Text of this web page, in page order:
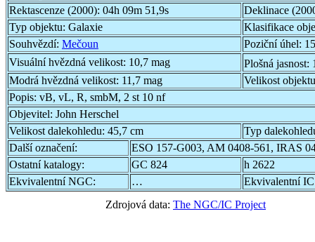
Rektascenze (2000): 04h 09m 51,9s
Deklinace
Typ objektu: Galaxie
Klasifikace
Souhvězdí: Mečoun Poziční úhel:
Visuální hvězdná velikost: 10,7 mag Plošná jasnost:
Modrá hvězdná velikost: 11,7 mag
Velikost
Popis: vB, vL, R, smbM, 2 st 10 nf
Objevitel: John Herschel
Velikost dalekohledu: 45,7 cm
Typ
Další označení:
ESO 157-G003, AM 0408-561, IRAS
Ostatní katalogy:
GC 824
h 2622
Ekvivalentní NGC:
…
Ekvivalentní
Zdrojová data: The NGC/IC Project